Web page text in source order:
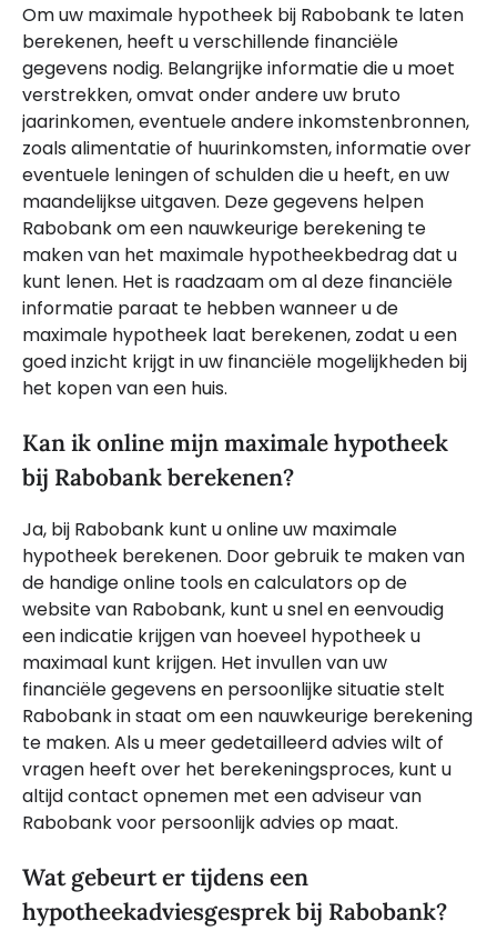
Om uw maximale hypotheek bij Rabobank te laten
berekenen, heeft u verschillende financiële
gegevens nodig. Belangrijke informatie die u moet
verstrekken, omvat onder andere uw bruto
jaarinkomen, eventuele andere inkomstenbronnen,
zoals alimentatie of huurinkomsten, informatie over
eventuele leningen of schulden die u heeft, en uw
maandelijkse uitgaven. Deze gegevens helpen
Rabobank om een nauwkeurige berekening te
maken van het maximale hypotheekbedrag dat u
kunt lenen. Het is raadzaam om al deze financiële
informatie paraat te hebben wanneer u de
maximale hypotheek laat berekenen, zodat u een
goed inzicht krijgt in uw financiële mogelijkheden bij
het kopen van een huis.
Kan ik online mijn maximale hypotheek
bij Rabobank berekenen?
Ja, bij Rabobank kunt u online uw maximale
hypotheek berekenen. Door gebruik te maken van
de handige online tools en calculators op de
website van Rabobank, kunt u snel en eenvoudig
een indicatie krijgen van hoeveel hypotheek u
maximaal kunt krijgen. Het invullen van uw
financiële gegevens en persoonlijke situatie stelt
Rabobank in staat om een nauwkeurige berekening
te maken. Als u meer gedetailleerd advies wilt of
vragen heeft over het berekeningsproces, kunt u
altijd contact opnemen met een adviseur van
Rabobank voor persoonlijk advies op maat.
Wat gebeurt er tijdens een
hypotheekadviesgesprek bij Rabobank?